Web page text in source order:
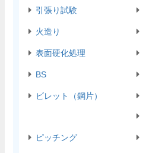
引張り試験
火造り
表面硬化処理
BS
ビレット（鋼片）
ピッチング